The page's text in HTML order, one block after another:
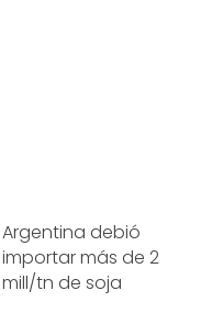
Argentina debió
importar más de 2
mill/tn de soja